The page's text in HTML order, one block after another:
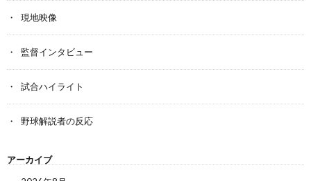
現地映像
監督インタビュー
試合ハイライト
野球解説者の反応
アーカイブ